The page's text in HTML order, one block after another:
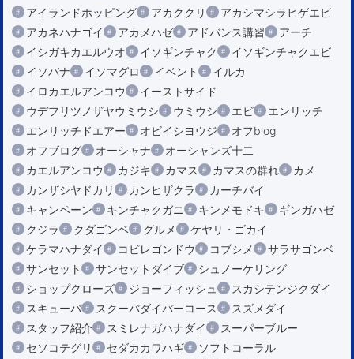
アイランドホッピング
アカククリ
アカシマシラヒゲエビ
アカネハナゴイ
アカメハゼ アドバンス講習
アーチ
イシガキカエルウオ
イソギンチャク
イソギンチャクエビ
イソバナ
イソマグロ イベント
イルカ
イロカエルアンコウ
イーストサイド
ウデフリツノザヤウミウシ
ウミウシ エビ
エンリッチ
エンリッチドエアー
オビイシヨウジ
オフblog
オフブログ
オーシャナ
オーシャンズ十二
カエルアンコウ
カジキ カマス カマスの群れ
カメ
カンザシヤドカリ
カンヒザクラ
カーチバイ
キャンペーン
キンチャクガニ キンメモドキ
ギンガハゼ
クジラ
クダゴンベ グルメ
ケヤリ・ゴカイ
ケラマハナダイ
コビレゴンドウ コブシメ
サラサゴンベ
サンセット
サンセットダイブ
シュノーケリング
ショップクローズ
ジョーフィッシュ
スカシテンジクダイ
スキューバ
スクーバダイバーコース
スズメダイ
スタッフ紹介
スミレナガハナダイ
スーパーブルー
セソコテグリ
セダカカワハギ
ソフトコーラル